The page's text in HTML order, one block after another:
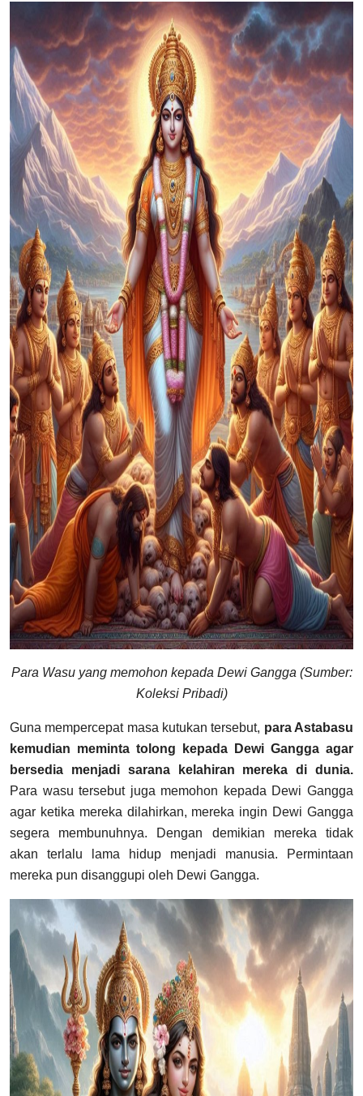
Para Wasu yang memohon kepada Dewi Gangga (Sumber:
Koleksi Pribadi)
Guna mempercepat masa kutukan tersebut, para Astabasu
kemudian meminta tolong kepada Dewi Gangga agar
bersedia menjadi sarana kelahiran mereka di dunia.
Para wasu tersebut juga memohon kepada Dewi Gangga
agar ketika mereka dilahirkan, mereka ingin Dewi Gangga
segera membunuhnya. Dengan demikian mereka tidak
akan terlalu lama hidup menjadi manusia. Permintaan
mereka pun disanggupi oleh Dewi Gangga.